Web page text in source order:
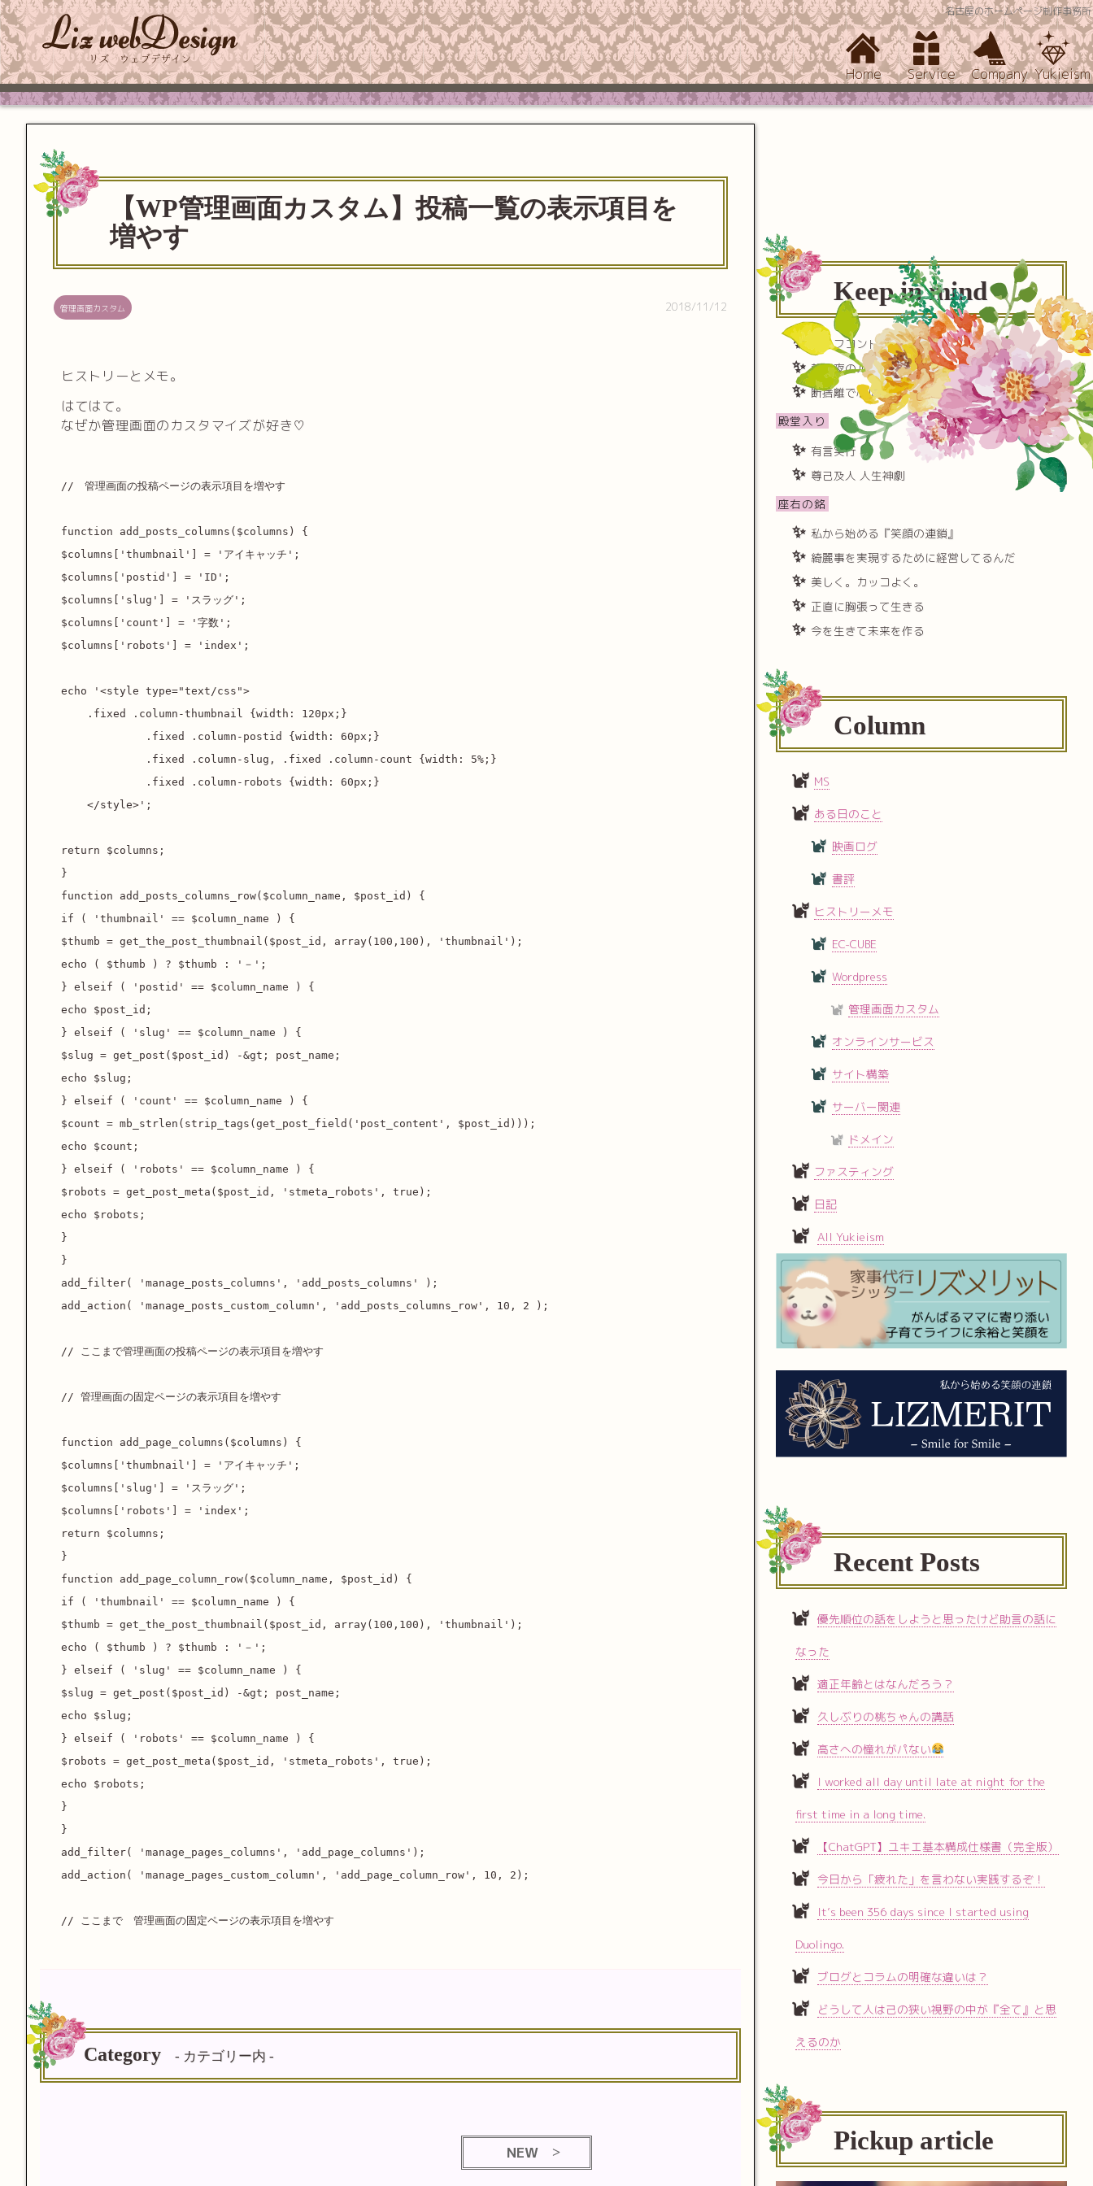
名古屋のホームページ制作事務所
Home Service Company Yukieism
【WP管理画面カスタム】投稿一覧の表示項目を
増やす
管理画面カスタム 2018/11/12
ヒストリーとメモ。
はてはて。
なぜか管理画面のカスタマイズが好き♡
//　管理画面の投稿ページの表示項目を増やす
function add_posts_columns($columns) {
$columns['thumbnail'] = 'アイキャッチ';
$columns['postid'] = 'ID';
$columns['slug'] = 'スラッグ';
$columns['count'] = '字数';
$columns['robots'] = 'index';
echo '<style type="text/css">
    .fixed .column-thumbnail {width: 120px;}
.fixed .column-postid {width: 60px;}
.fixed .column-slug, .fixed .column-count {width: 5%;}
.fixed .column-robots {width: 60px;}
    </style>';
return $columns;
}
function add_posts_columns_row($column_name, $post_id) {
if ( 'thumbnail' == $column_name ) {
$thumb = get_the_post_thumbnail($post_id, array(100,100), 'thumbnail');
echo ( $thumb ) ? $thumb : '－';
} elseif ( 'postid' == $column_name ) {
echo $post_id;
} elseif ( 'slug' == $column_name ) {
$slug = get_post($post_id) -&gt; post_name;
echo $slug;
} elseif ( 'count' == $column_name ) {
$count = mb_strlen(strip_tags(get_post_field('post_content', $post_id)));
echo $count;
} elseif ( 'robots' == $column_name ) {
$robots = get_post_meta($post_id, 'stmeta_robots', true);
echo $robots;
}
}
add_filter( 'manage_posts_columns', 'add_posts_columns' );
add_action( 'manage_posts_custom_column', 'add_posts_columns_row', 10, 2 );
// ここまで管理画面の投稿ページの表示項目を増やす
// 管理画面の固定ページの表示項目を増やす
function add_page_columns($columns) {
$columns['thumbnail'] = 'アイキャッチ';
$columns['slug'] = 'スラッグ';
$columns['robots'] = 'index';
return $columns;
}
function add_page_column_row($column_name, $post_id) {
if ( 'thumbnail' == $column_name ) {
$thumb = get_the_post_thumbnail($post_id, array(100,100), 'thumbnail');
echo ( $thumb ) ? $thumb : '－';
} elseif ( 'slug' == $column_name ) {
$slug = get_post($post_id) -&gt; post_name;
echo $slug;
} elseif ( 'robots' == $column_name ) {
$robots = get_post_meta($post_id, 'stmeta_robots', true);
echo $robots;
}
}
add_filter( 'manage_pages_columns', 'add_page_columns');
add_action( 'manage_pages_custom_column', 'add_page_column_row', 10, 2);
// ここまで　管理画面の固定ページの表示項目を増やす
Category - カテゴリー内 -
NEW
Keep in mind
セルフコントロール(自己制御)
朝と夜のルーチンを極める
断捨離で心に隙間をつくる
殿堂入り
有言実行
尊己及人 人生神劇
座右の銘
私から始める『笑顔の連鎖』
綺麗事を実現するために経営してるんだ
美しく。カッコよく。
正直に胸張って生きる
今を生きて未来を作る
Column
MS
ある日のこと
映画ログ
書評
ヒストリーメモ
EC-CUBE
Wordpress
管理画面カスタム
オンラインサービス
サイト構築
サーバー関連
ドメイン
ファスティング
日記
All Yukieism
Recent Posts
優先順位の話をしようと思ったけど助言の話に
なった
適正年齢とはなんだろう？
久しぶりの桃ちゃんの講話
高さへの憧れがパない
I worked all day until late at night for the
first time in a long time.
【ChatGPT】ユキエ基本構成仕様書（完全版）
今日から「疲れた」を言わない実践するぞ！
It’s been 356 days since I started using
Duolingo.
ブログとコラムの明確な違いは？
どうして人は己の狭い視野の中が『全て』と思
えるのか
Pickup article